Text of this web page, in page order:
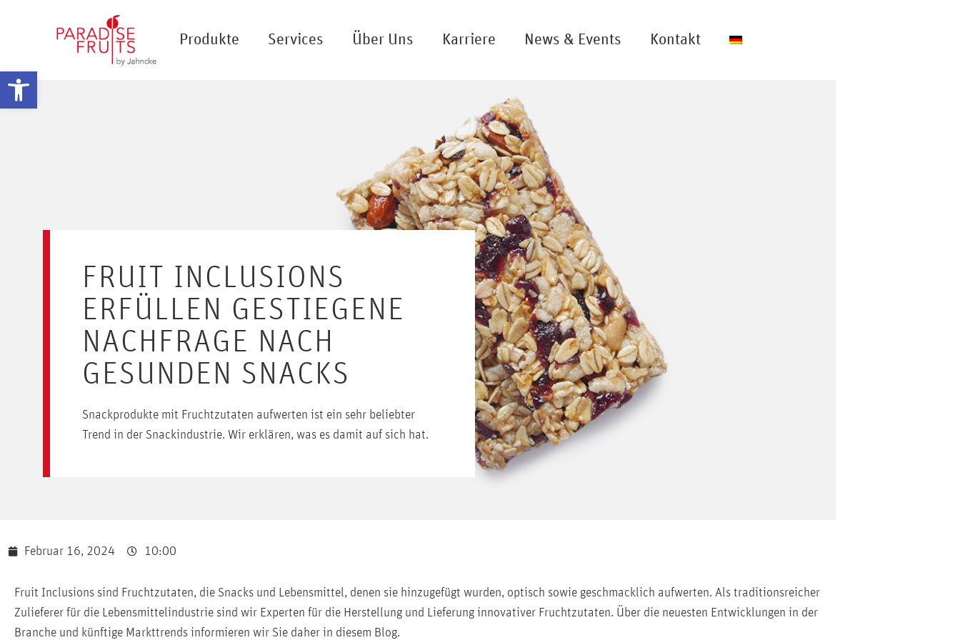
Werkzeugleiste öffnen
Produkte Services Über Uns Karriere News & Events Kontakt
FRUIT INCLUSIONS
ERFÜLLEN GESTIEGENE
NACHFRAGE NACH
GESUNDEN SNACKS
Snackprodukte mit Fruchtzutaten aufwerten ist ein sehr beliebter
Trend in der Snackindustrie. Wir erklären, was es damit auf sich hat.
Februar 16, 2024 10:00
Fruit Inclusions sind Fruchtzutaten, die Snacks und Lebensmittel, denen sie hinzugefügt wurden, optisch sowie geschmacklich aufwerten. Als traditionsreicher
Zulieferer für die Lebensmittelindustrie sind wir Experten für die Herstellung und Lieferung innovativer Fruchtzutaten. Über die neuesten Entwicklungen in der
Branche und künftige Markttrends informieren wir Sie daher in diesem Blog.